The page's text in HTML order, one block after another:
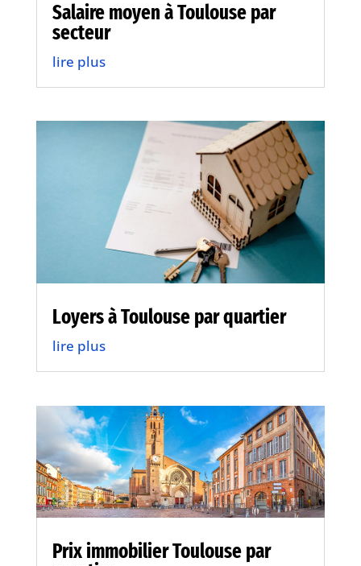
Salaire moyen à Toulouse par
secteur
lire plus
Loyers à Toulouse par quartier
lire plus
Prix immobilier Toulouse par